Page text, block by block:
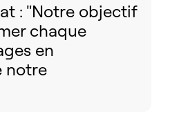
: "Notre objectif
chaque
en
notre